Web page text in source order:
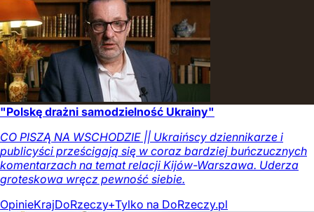
"Polskę drażni samodzielność Ukrainy"
CO PISZĄ NA WSCHODZIE || Ukraińscy dziennikarze i
publicyści prześcigają się w coraz bardziej buńczucznych
komentarzach na temat relacji Kijów-Warszawa. Uderza
groteskowa wręcz pewność siebie.
OpinieKrajDoRzeczy+Tylko na DoRzeczy.pl